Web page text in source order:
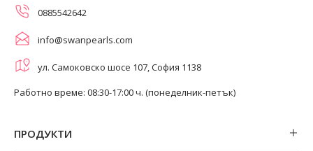
0885542642
info@swanpearls.com
ул. Самоковско шосе 107, София 1138
Работно време: 08:30-17:00 ч. (понеделник-петък)
ПРОДУКТИ